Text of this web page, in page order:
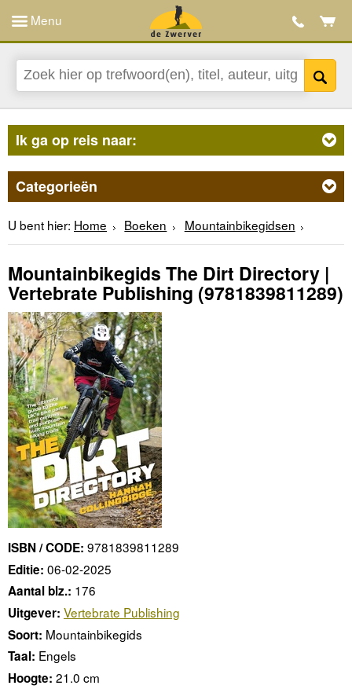
Menu
Ik ga op reis naar:
Categorieën
U bent hier: Home Boeken Mountainbikegidsen
Mountainbikegids The Dirt Directory |
Vertebrate Publishing (9781839811289)
ISBN / CODE: 9781839811289
Editie: 06-02-2025
Aantal blz.: 176
Uitgever: Vertebrate Publishing
Soort: Mountainbikegids
Taal: Engels
Hoogte: 21.0 cm